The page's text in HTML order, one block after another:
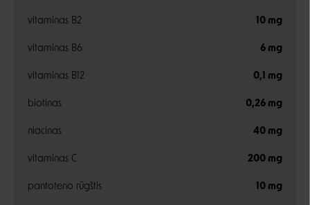
vitaminas B2 10 mg
vitaminas B6 6 mg
vitaminas B12 0,1 mg
biotinas 0,26 mg
niacinas 40 mg
vitaminas C 200 mg
pantoteno rūgštis 10 mg